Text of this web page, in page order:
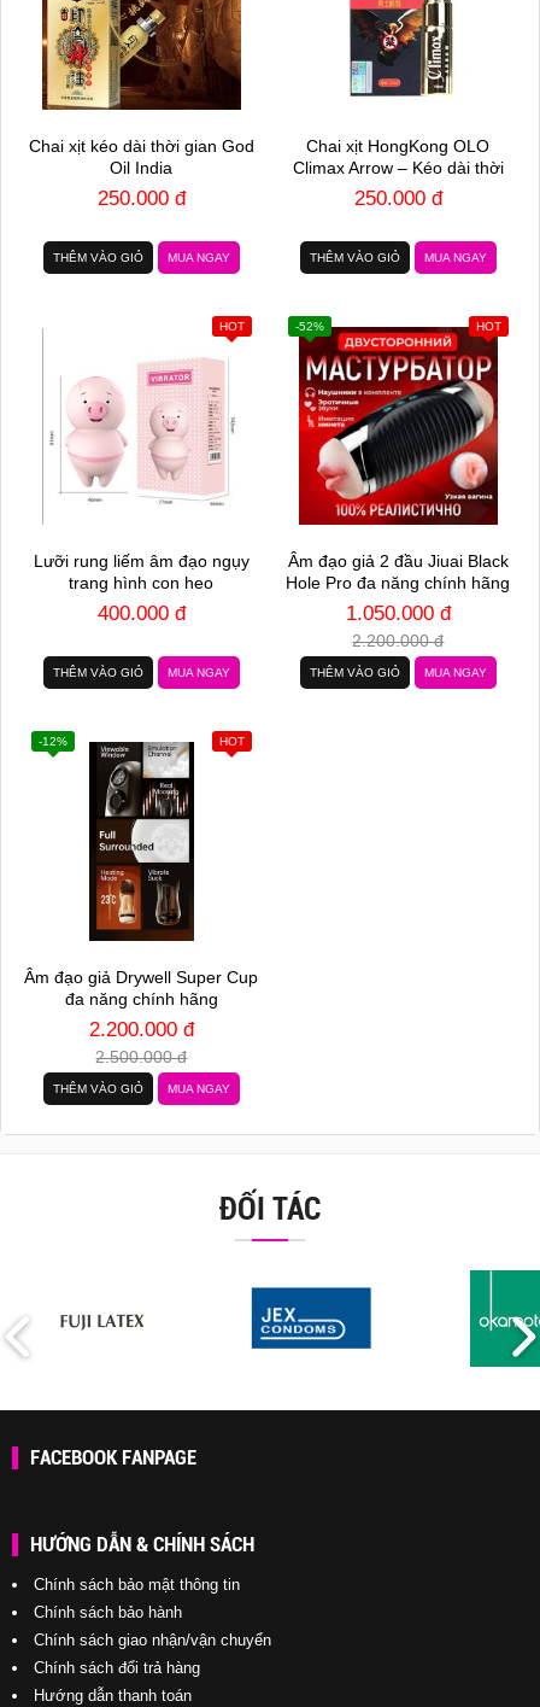
Chai xịt kéo dài thời gian God
Oil India
250.000 đ
THÊM VÀO GIỎ MUA NGAY
Chai xịt HongKong OLO
Climax Arrow – Kéo dài thời
gian – Chai 15ml
250.000 đ
THÊM VÀO GIỎ MUA NGAY
HOT
Lưỡi rung liếm âm đạo ngụy
trang hình con heo
400.000 đ
THÊM VÀO GIỎ MUA NGAY
HOT
-52%
Âm đạo giả 2 đầu Jiuai Black
Hole Pro đa năng chính hãng
1.050.000 đ
2.200.000 đ
THÊM VÀO GIỎ MUA NGAY
HOT
-12%
Âm đạo giả Drywell Super Cup
đa năng chính hãng
2.200.000 đ
2.500.000 đ
THÊM VÀO GIỎ MUA NGAY
ĐỐI TÁC
FACEBOOK FANPAGE
HƯỚNG DẪN & CHÍNH SÁCH
Chính sách bảo mật thông tin
Chính sách bảo hành
Chính sách giao nhận/vận chuyển
Chính sách đổi trả hàng
Hướng dẫn thanh toán